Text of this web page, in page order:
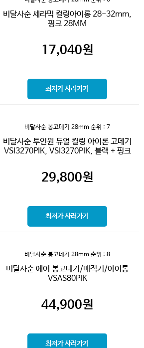
비달사순 세라믹 컬링아이롱 28-32mm,
핑크 28MM
17,040원
최저가 사러가기
비달사순 봉고데기 28mm 순위 : 7
비달사순 투인원 듀얼 컬링 아이론 고데기
VSI3270PIK, VSI3270PIK, 블랙 + 핑크
29,800원
최저가 사러가기
비달사순 봉고데기 28mm 순위 : 8
비달사순 에어 봉고데기/매직기/아이롱
VSAS80PIK
44,900원
최저가 사러가기